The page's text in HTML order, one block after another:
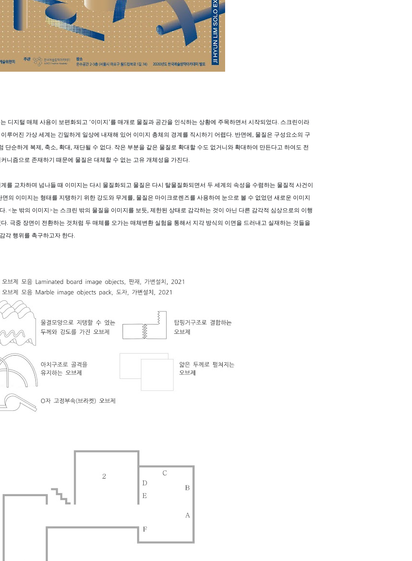
디지털 매체 사용이 보편화되고 ‘이미지’를 매개로 물질과 공간을 인식하는 상황에 주목하면서 시작되었다. 스크린이라
루어진 가상 세계는 긴밀하게 일상에 내재해 있어 이미지 총체의 경계를 직시하기 어렵다. 반면에, 물질은 구성요소의 구
단순하게 복제, 축소, 확대, 재단될 수 없다. 작은 부분을 같은 물질로 확대할 수도 없거니와 확대하여 만든다고 하여도 전
니즘으로 존재하기 때문에 물질은 대체할 수 없는 고유 개체성을 가진다.
를 교차하며 넘나들 때 이미지는 다시 물질화되고 물질은 다시 탈물질화되면서 두 세계의 속성을 수렴하는 물질적 사건이
면의 이미지는 형태를 지탱하기 위한 강도와 무게를, 물질은 마이크로렌즈를 사용하여 눈으로 볼 수 없었던 새로운 이미지
. <눈 밖의 이미지>는 스크린 밖의 물질을 이미지를 보듯, 제한된 상태로 감각하는 것이 아닌 다른 감각적 심상으로의 이행
. 극중 장면이 전환하는 것처럼 두 매체를 오가는 매체변환 실험을 통해서 지각 방식의 이면을 드러내고 실재하는 것들을
각 행위를 촉구하고자 한다.